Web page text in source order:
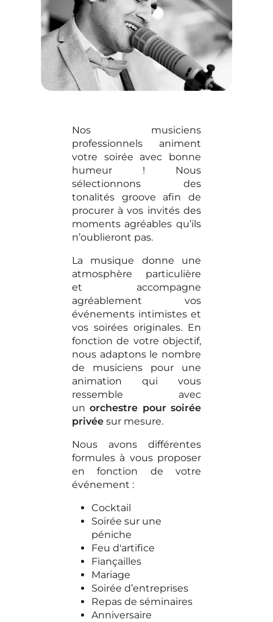
Nos musiciens
professionnels animent
votre soirée avec bonne
humeur ! Nous
sélectionnons des
tonalités groove afin de
procurer à vos invités des
moments agréables qu’ils
n’oublieront pas.
La musique donne une
atmosphère particulière
et accompagne
agréablement vos
événements intimistes et
vos soirées originales. En
fonction de votre objectif,
nous adaptons le nombre
de musiciens pour une
animation qui vous
ressemble avec
unorchestre pour soirée
privéesur mesure.
Nous avons différentes
formules à vous proposer
en fonction de votre
événement :
Cocktail
Soirée sur une
péniche
Feu d'artifice
Fiançailles
Mariage
Soirée d’entreprises
Repas de séminaires
Anniversaire